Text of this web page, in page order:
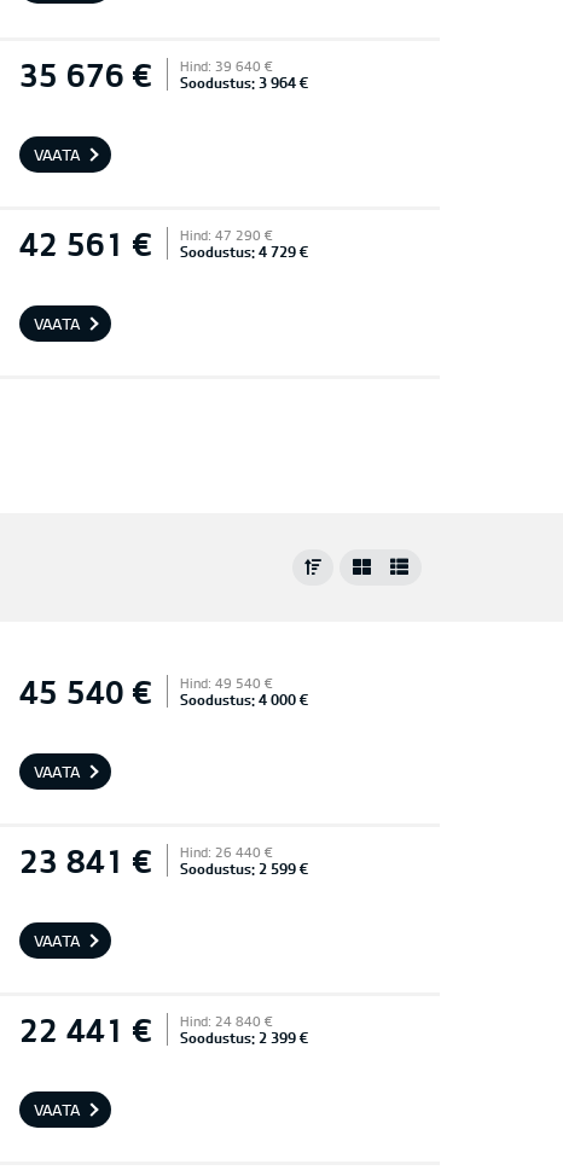
35 676 € Hind: 39 640 €
Soodustus: 3 964 €
VAATA
42 561 € Hind: 47 290 €
Soodustus: 4 729 €
VAATA
45 540 € Hind: 49 540 €
Soodustus: 4 000 €
VAATA
23 841 € Hind: 26 440 €
Soodustus: 2 599 €
VAATA
22 441 € Hind: 24 840 €
Soodustus: 2 399 €
VAATA